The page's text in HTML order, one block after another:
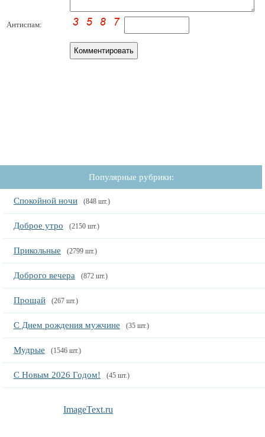
Антиспам:
Популярные рубрики:
Спокойной ночи (848 шт.)
Доброе утро (2150 шт.)
Прикольные (2799 шт.)
Доброго вечера (872 шт.)
Прощай (267 шт.)
С Днем рождения мужчине (35 шт.)
Мудрые (1546 шт.)
С Новым 2026 Годом! (45 шт.)
ImageText.ru